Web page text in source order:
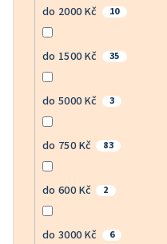
do 2000 Kč 10
do 1500 Kč 35
do 5000 Kč 3
do 750 Kč 83
do 600 Kč 2
do 3000 Kč 6